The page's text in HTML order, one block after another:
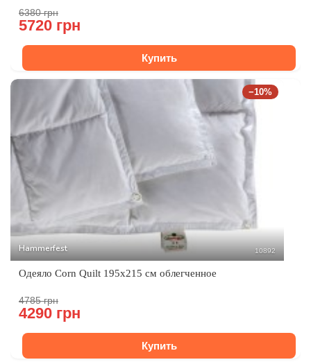
6380 грн
5720 грн
Купить
−10%
Hammerfest 10892
Одеяло Corn Quilt 195х215 см облегченное
4785 грн
4290 грн
Купить